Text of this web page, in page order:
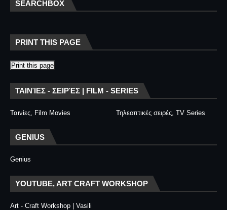
SEARCHBOX
PRINT THIS PAGE
Print this page
ΤΑΙΝΊΕΣ - ΣΕΙΡΈΣ | FILM - SERIES
Ταινίες, Film Movies Τηλεοπτικές σειρές, TV Series
GENIUS
Genius
YOUTUBE, ART CRAFT WORKSHOP
Art - Craft Workshop | Vasili